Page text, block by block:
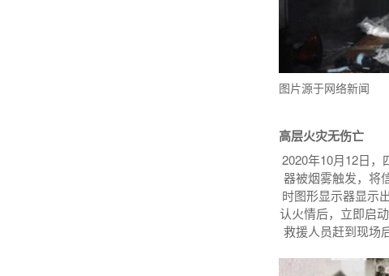
图片源于网络新闻
高层火灾无伤亡
2020年10月12日
器被烟雾触发，将
时图形显示器显示
认火情后，立即启
救援人员赶到现场